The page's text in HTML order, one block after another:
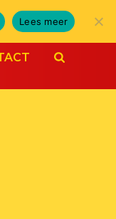
Lees meer